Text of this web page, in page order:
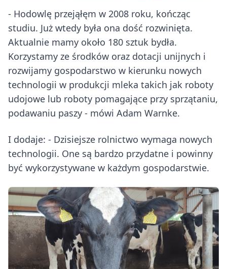
- Hodowlę przejąłęm w 2008 roku, kończąc
studiu. Już wtedy była ona dość rozwinięta.
Aktualnie mamy około 180 sztuk bydła.
Korzystamy ze środków oraz dotacji unijnych i
rozwijamy gospodarstwo w kierunku nowych
technologii w produkcji mleka takich jak roboty
udojowe lub roboty pomagające przy sprzątaniu,
podawaniu paszy - mówi Adam Warnke.
I dodaje: - Dzisiejsze rolnictwo wymaga nowych
technologii. One są bardzo przydatne i powinny
być wykorzystywane w każdym gospodarstwie.